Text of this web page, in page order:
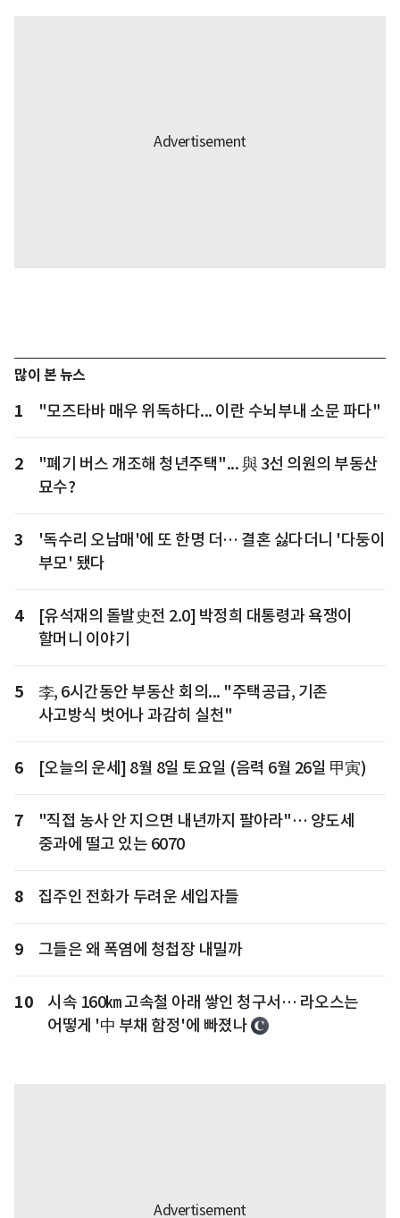
많이 본 뉴스
1 "모즈타바 매우 위독하다... 이란 수뇌부내 소문 파다"
2
"폐기 버스 개조해 청년주택"... 與 3선 의원의 부동산
묘수?
3
'독수리 오남매'에 또 한명 더… 결혼 싫다더니 '다둥이
부모' 됐다
4
[유석재의 돌발史전 2.0] 박정희 대통령과 욕쟁이
할머니 이야기
5
李, 6시간동안 부동산 회의... "주택공급, 기존
사고방식 벗어나 과감히 실천"
6 [오늘의 운세] 8월 8일 토요일 (음력 6월 26일 甲寅)
7
"직접 농사 안 지으면 내년까지 팔아라"… 양도세
중과에 떨고 있는 6070
8 집주인 전화가 두려운 세입자들
9 그들은 왜 폭염에 청첩장 내밀까
10
시속 160㎞ 고속철 아래 쌓인 청구서… 라오스는
어떻게 '中 부채 함정'에 빠졌나